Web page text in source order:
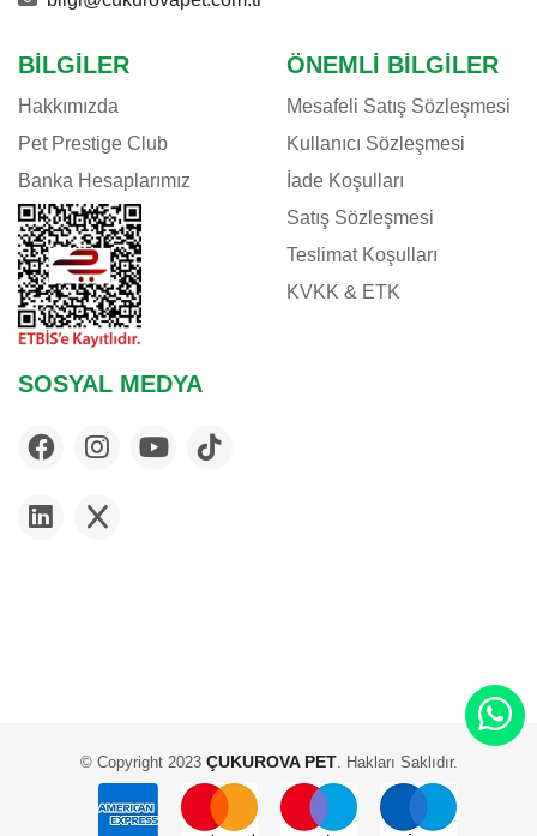
BILGILER
Hakkımızda
Pet Prestige Club
Banka Hesaplarımız
ÖNEMLI BILGILER
Mesafeli Satış Sözleşmesi
Kullanıcı Sözleşmesi
İade Koşulları
Satış Sözleşmesi
Teslimat Koşulları
KVKK & ETK
SOSYAL MEDYA
© Copyright 2023ÇUKUROVA PET. Hakları Saklıdır.